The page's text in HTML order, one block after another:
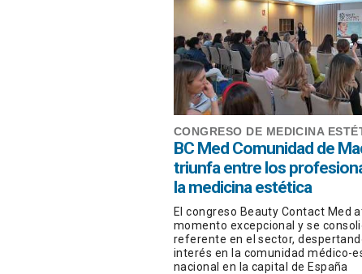
CONGRESO DE MEDICINA
BC Med Comunidad de
triunfa entre los
la medicina estética
El congreso Beauty Contact Med
momento excepcional y se
referente en el sector,
interés en la comunidad médico-
nacional en la capital de España